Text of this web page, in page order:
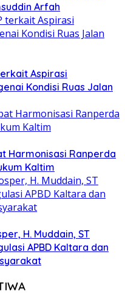
Arfah
Aspirasi
Kondisi Ruas Jalan
Harmonisasi Ranperda
Kaltim
H. Muddain, ST
APBD Kaltara dan